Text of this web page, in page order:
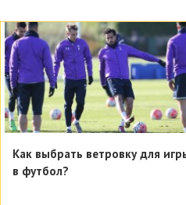
Как выбрать ветровку для
в футбол?